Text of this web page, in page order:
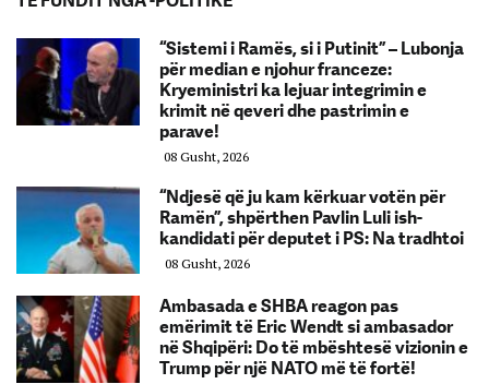
“Sistemi i Ramës, si i Putinit” – Lubonja
për median e njohur franceze:
Kryeministri ka lejuar integrimin e
krimit në qeveri dhe pastrimin e
parave!
08 Gusht, 2026
“Ndjesë që ju kam kërkuar votën për
Ramën”, shpërthen Pavlin Luli ish-
kandidati për deputet i PS: Na tradhtoi
08 Gusht, 2026
Ambasada e SHBA reagon pas
emërimit të Eric Wendt si ambasador
në Shqipëri: Do të mbështesë vizionin e
Trump për një NATO më të fortë!